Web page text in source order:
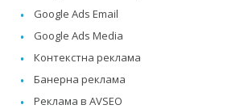
Google Ads Email
Google Ads Media
Контекстна реклама
Банерна реклама
Реклама в AVSEO